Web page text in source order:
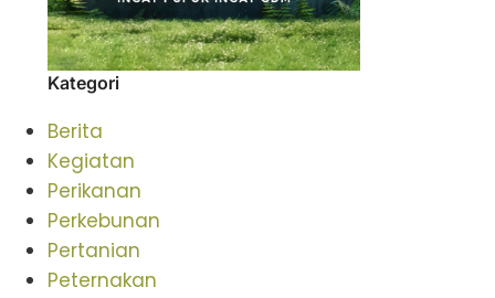
Kategori
Berita
Kegiatan
Perikanan
Perkebunan
Pertanian
Peternakan